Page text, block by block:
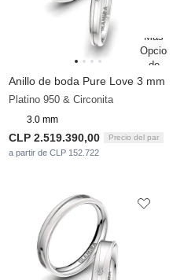
Anillo de boda Pure Love 3 mm
Platino 950 & Circonita
3.0 mm
CLP 2.519.390,00 Precio del par
a partir de CLP 152.722